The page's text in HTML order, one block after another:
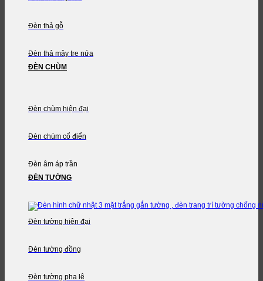
Đèn thả gỗ
Đèn thả mây tre nứa
ĐÈN CHÙM
Đèn chùm hiện đại
Đèn chùm cổ điển
Đèn âm áp trần
ĐÈN TƯỜNG
Đèn tường hiện đại
Đèn tường đồng
Đèn tường pha lê